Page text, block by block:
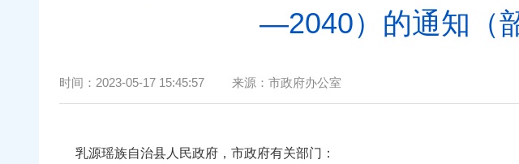
—2040）的通知（
时间： 2023-05-17 15:45:57 来源： 市政府办公室
乳源瑶族自治县人民政府，市政府有关部门：